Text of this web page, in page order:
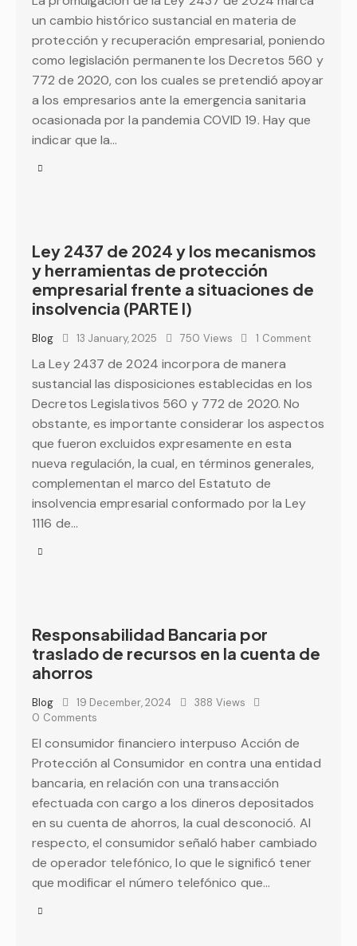
un cambio histórico sustancial en materia de
protección y recuperación empresarial, poniendo
como legislación permanente los Decretos 560 y
772 de 2020, con los cuales se pretendió apoyar
a los empresarios ante la emergencia sanitaria
ocasionada por la pandemia COVID 19. Hay que
indicar que la…
Ley 2437 de 2024 y los mecanismos
y herramientas de protección
empresarial frente a situaciones de
insolvencia (PARTE I)
Blog 13 January, 2025 750 Views 1 Comment
La Ley 2437 de 2024 incorpora de manera
sustancial las disposiciones establecidas en los
Decretos Legislativos 560 y 772 de 2020. No
obstante, es importante considerar los aspectos
que fueron excluidos expresamente en esta
nueva regulación, la cual, en términos generales,
complementan el marco del Estatuto de
insolvencia empresarial conformado por la Ley
1116 de…
Responsabilidad Bancaria por
traslado de recursos en la cuenta de
ahorros
Blog 19 December, 2024 388 Views
0 Comments
El consumidor financiero interpuso Acción de
Protección al Consumidor en contra una entidad
bancaria, en relación con una transacción
efectuada con cargo a los dineros depositados
en su cuenta de ahorros, la cual desconoció. Al
respecto, el consumidor señaló haber cambiado
de operador telefónico, lo que le significó tener
que modificar el número telefónico que…